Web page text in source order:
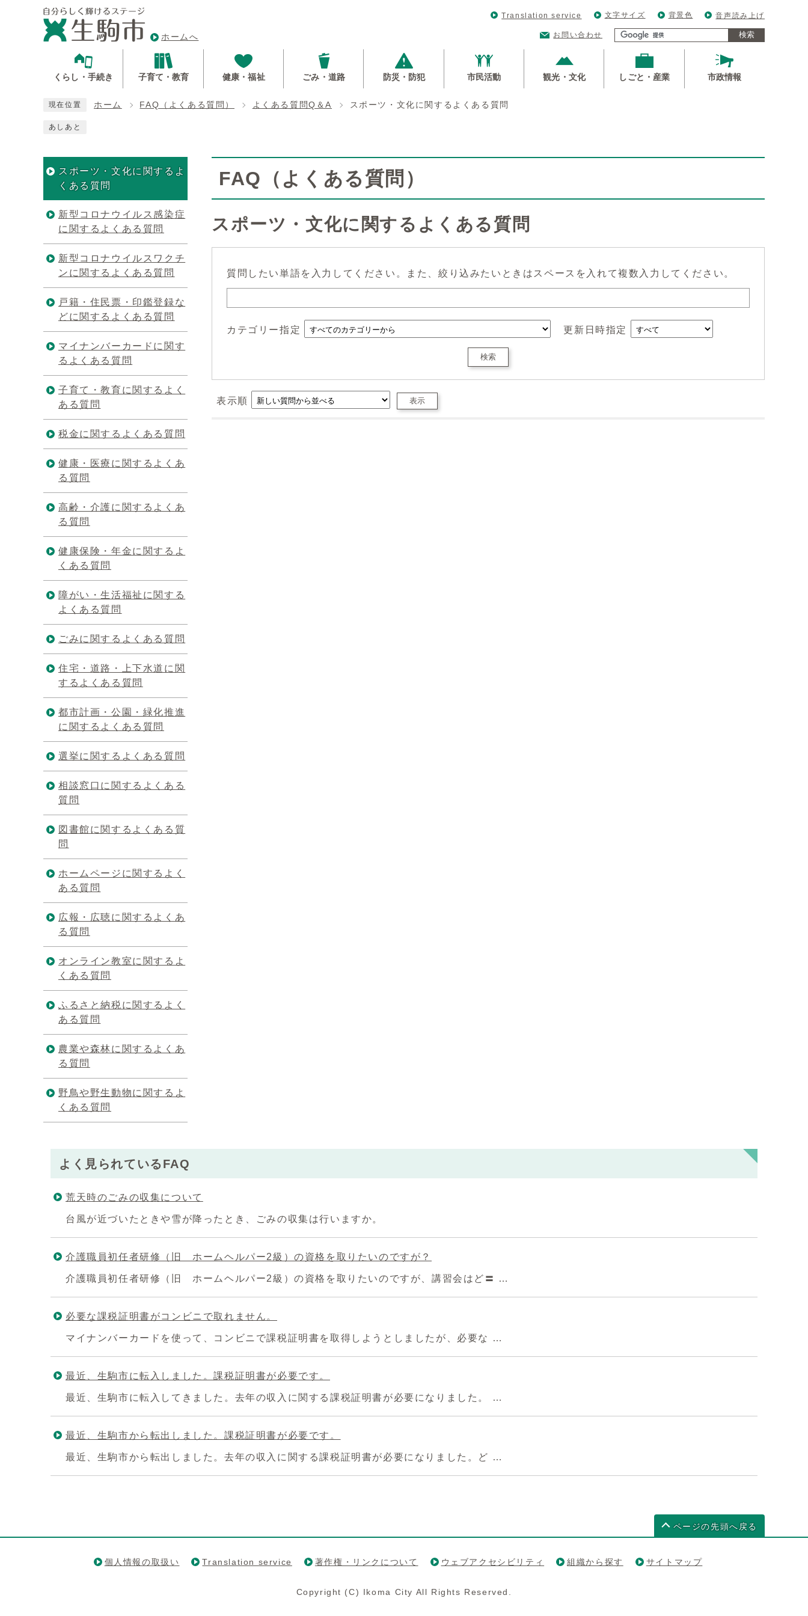
ホームへ
Translation service 文字サイズ 背景色 音声読み上げ
お問い合わせ 検索
くらし・手続き 子育て・教育 健康・福祉 ごみ・道路 防災・防犯 市民活動 観光・文化 しごと・産業 市政情報
現在位置 ホーム FAQ（よくある質問） よくある質問Q＆A スポーツ・文化に関するよくある質問
あしあと
FAQ（よくある質問）
スポーツ・文化に関するよくある質問
質問したい単語を入力してください。また、絞り込みたいときはスペースを入れて複数入力してください。
カテゴリー指定 更新日時指定
検索
表示順 表示
スポーツ・文化に関するよ
くある質問
新型コロナウイルス感染症
に関するよくある質問
新型コロナウイルスワクチ
ンに関するよくある質問
戸籍・住民票・印鑑登録な
どに関するよくある質問
マイナンバーカードに関す
るよくある質問
子育て・教育に関するよく
ある質問
税金に関するよくある質問
健康・医療に関するよくあ
る質問
高齢・介護に関するよくあ
る質問
健康保険・年金に関するよ
くある質問
障がい・生活福祉に関する
よくある質問
ごみに関するよくある質問
住宅・道路・上下水道に関
するよくある質問
都市計画・公園・緑化推進
に関するよくある質問
選挙に関するよくある質問
相談窓口に関するよくある
質問
図書館に関するよくある質
問
ホームページに関するよく
ある質問
広報・広聴に関するよくあ
る質問
オンライン教室に関するよ
くある質問
ふるさと納税に関するよく
ある質問
農業や森林に関するよくあ
る質問
野鳥や野生動物に関するよ
くある質問
よく見られているFAQ
荒天時のごみの収集について
台風が近づいたときや雪が降ったとき、ごみの収集は行いますか。
介護職員初任者研修（旧 ホームヘルパー2級）の資格を取りたいのですが？
介護職員初任者研修（旧 ホームヘルパー2級）の資格を取りたいのですが、講習会はど〓 …
必要な課税証明書がコンビニで取れません。
マイナンバーカードを使って、コンビニで課税証明書を取得しようとしましたが、必要な …
最近、生駒市に転入しました。課税証明書が必要です。
最近、生駒市に転入してきました。去年の収入に関する課税証明書が必要になりました。 …
最近、生駒市から転出しました。課税証明書が必要です。
最近、生駒市から転出しました。去年の収入に関する課税証明書が必要になりました。ど …
ページの先頭へ戻る
個人情報の取扱い Translation service 著作権・リンクについて ウェブアクセシビリティ 組織から探す サイトマップ
Copyright (C) Ikoma City All Rights Reserved.